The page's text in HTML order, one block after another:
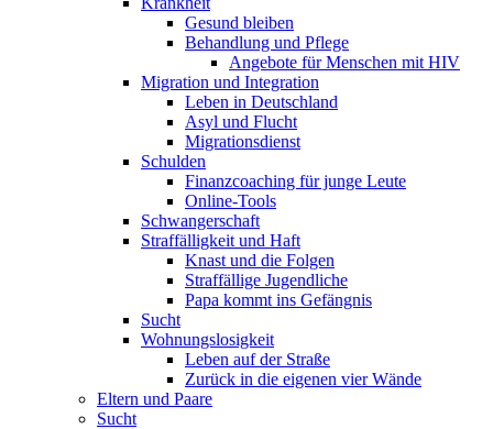
Gesund bleiben
Behandlung und Pflege
Angebote für Menschen mit HIV
Migration und Integration
Leben in Deutschland
Asyl und Flucht
Migrationsdienst
Schulden
Finanzcoaching für junge Leute
Online-Tools
Schwangerschaft
Straffälligkeit und Haft
Knast und die Folgen
Straffällige Jugendliche
Papa kommt ins Gefängnis
Sucht
Wohnungslosigkeit
Leben auf der Straße
Zurück in die eigenen vier Wände
Eltern und Paare
Sucht